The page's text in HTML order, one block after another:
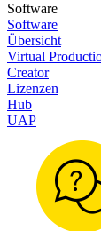
Software
Software
Übersicht
Virtual
Creator
Lizenzen
Hub
UAP